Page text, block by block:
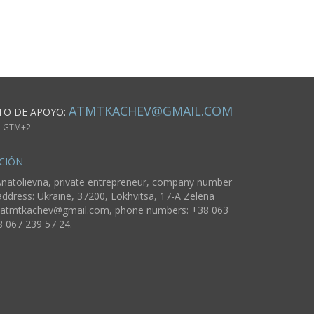
DE APOYO: ATMTKACHEV@GMAIL.COM
GTM+2
private entrepreneur, company number
Ukraine, 37200, Lokhvitsa, 17-A Zelena
atmtkachev@gmail.com, phone numbers: +38 063
067 239 57 24.